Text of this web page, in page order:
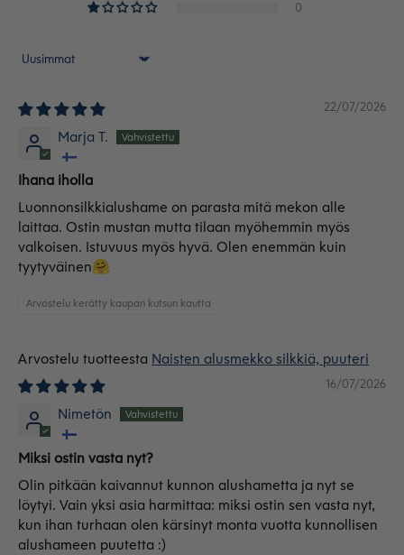
0
Sort by
22/07/2026
Marja T.
Ihana iholla
Luonnonsilkkialushame on parasta mitä mekon alle
laittaa. Ostin mustan mutta tilaan myöhemmin myös
valkoisen. Istuvuus myös hyvä. Olen enemmän kuin
tyytyväinen🤗
Arvostelu kerätty kaupan kutsun kautta
Naisten alusmekko silkkiä, puuteri
16/07/2026
Nimetön
Miksi ostin vasta nyt?
Olin pitkään kaivannut kunnon alushametta ja nyt se
löytyi. Vain yksi asia harmittaa: miksi ostin sen vasta nyt,
kun ihan turhaan olen kärsinyt monta vuotta kunnollisen
alushameen puutetta :)